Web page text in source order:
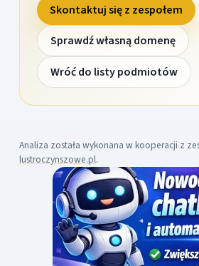
Skontaktuj się z zespołem
Sprawdź własną domenę
Wróć do listy podmiotów
Analiza została wykonana w kooperacji z
lustroczynszowe.pl.